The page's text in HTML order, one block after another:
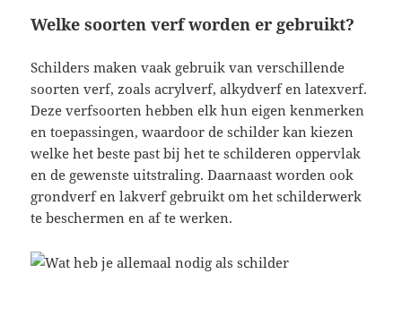
Welke soorten verf worden er gebruikt?
Schilders maken vaak gebruik van verschillende
soorten verf, zoals acrylverf, alkydverf en latexverf.
Deze verfsoorten hebben elk hun eigen kenmerken
en toepassingen, waardoor de schilder kan kiezen
welke het beste past bij het te schilderen oppervlak
en de gewenste uitstraling. Daarnaast worden ook
grondverf en lakverf gebruikt om het schilderwerk
te beschermen en af te werken.